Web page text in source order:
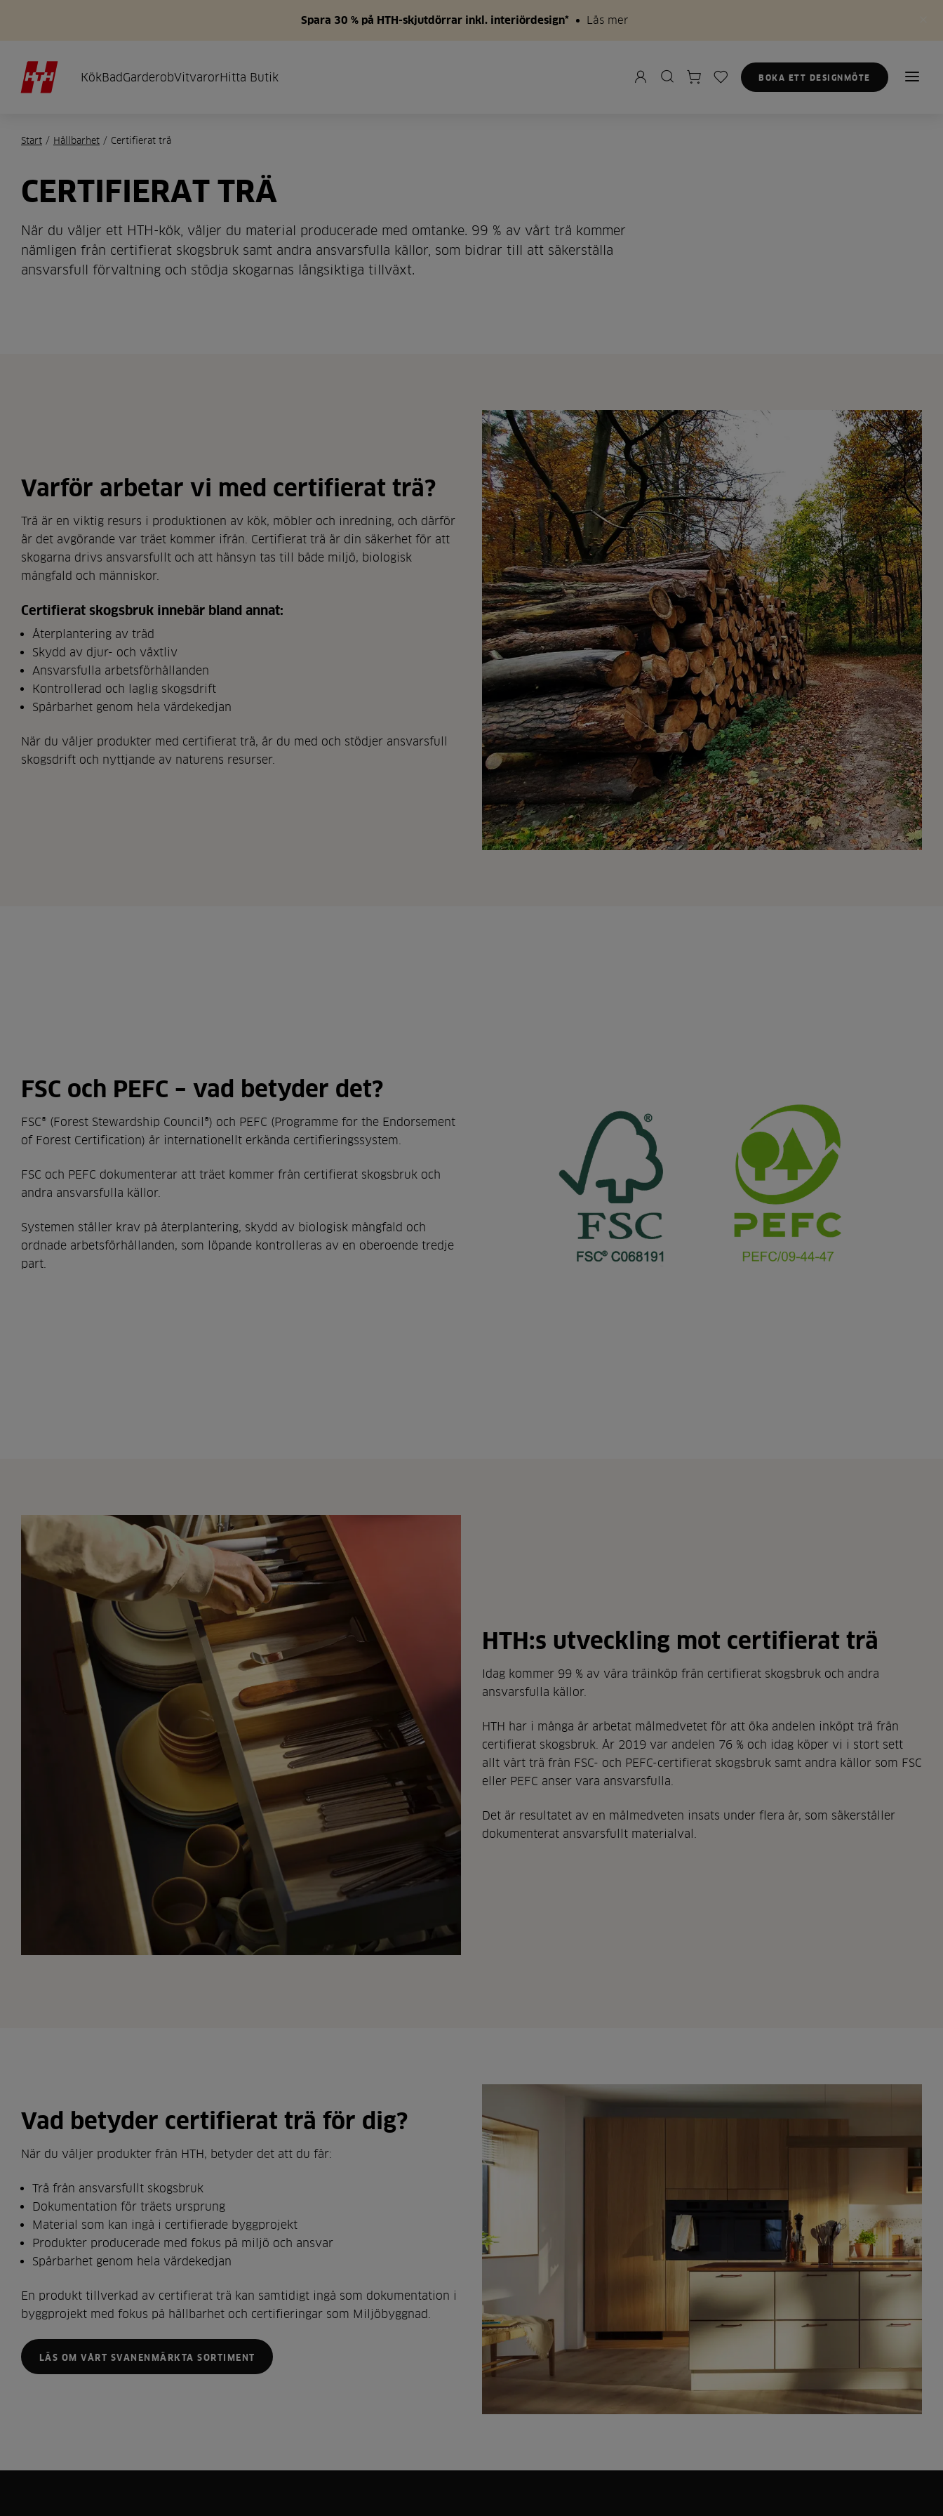
Spara 30 % på HTH-skjutdörrar inkl. interiördesign* Läs mer
KökBadGarderobVitvarorHitta Butik BOKA ETT DESIGNMÖTE
Start / Hållbarhet / Certifierat trä
CERTIFIERAT TRÄ
När du väljer ett HTH-kök, väljer du material producerade med omtanke. 99 % av vårt trä kommer
nämligen från certifierat skogsbruk samt andra ansvarsfulla källor, som bidrar till att säkerställa
ansvarsfull förvaltning och stödja skogarnas långsiktiga tillväxt.
Varför arbetar vi med certifierat trä?
Trä är en viktig resurs i produktionen av kök, möbler och inredning, och därför
är det avgörande var träet kommer ifrån. Certifierat trä är din säkerhet för att
skogarna drivs ansvarsfullt och att hänsyn tas till både miljö, biologisk
mångfald och människor.
Certifierat skogsbruk innebär bland annat:
Återplantering av träd
Skydd av djur- och växtliv
Ansvarsfulla arbetsförhållanden
Kontrollerad och laglig skogsdrift
Spårbarhet genom hela värdekedjan
När du väljer produkter med certifierat trä, är du med och stödjer ansvarsfull
skogsdrift och nyttjande av naturens resurser.
FSC och PEFC – vad betyder det?
FSC® (Forest Stewardship Council®) och PEFC (Programme for the Endorsement
of Forest Certification) är internationellt erkända certifieringssystem.
FSC och PEFC dokumenterar att träet kommer från certifierat skogsbruk och
andra ansvarsfulla källor.
Systemen ställer krav på återplantering, skydd av biologisk mångfald och
ordnade arbetsförhållanden, som löpande kontrolleras av en oberoende tredje
part.
HTH:s utveckling mot certifierat trä
Idag kommer 99 % av våra träinköp från certifierat skogsbruk och andra
ansvarsfulla källor.
HTH har i många år arbetat målmedvetet för att öka andelen inköpt trä från
certifierat skogsbruk. År 2019 var andelen 76 % och idag köper vi i stort sett
allt vårt trä från FSC- och PEFC-certifierat skogsbruk samt andra källor som FSC
eller PEFC anser vara ansvarsfulla.
Det är resultatet av en målmedveten insats under flera år, som säkerställer
dokumenterat ansvarsfullt materialval.
Vad betyder certifierat trä för dig?
När du väljer produkter från HTH, betyder det att du får:
Trä från ansvarsfullt skogsbruk
Dokumentation för träets ursprung
Material som kan ingå i certifierade byggprojekt
Produkter producerade med fokus på miljö och ansvar
Spårbarhet genom hela värdekedjan
En produkt tillverkad av certifierat trä kan samtidigt ingå som dokumentation i
byggprojekt med fokus på hållbarhet och certifieringar som Miljöbyggnad.
LÄS OM VÅRT SVANENMÄRKTA SORTIMENT